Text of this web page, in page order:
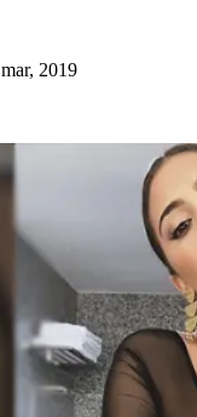
2019